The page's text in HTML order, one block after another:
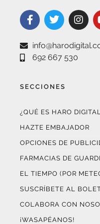
692 667 530
SECCIONES
¿QUÉ ES HARO
HAZTE EMBAJADOR
OPCIONES DE
FARMACIAS DE
EL TIEMPO (POR
SUSCRÍBETE AL
COLABORA CON
¡WASAPÉANOS!